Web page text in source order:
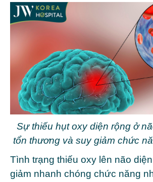
Sự thiếu hụt oxy diện rộng ở
tổn thương và suy giảm chức
Tình trạng thiếu oxy lên não
giảm nhanh chóng chức năng